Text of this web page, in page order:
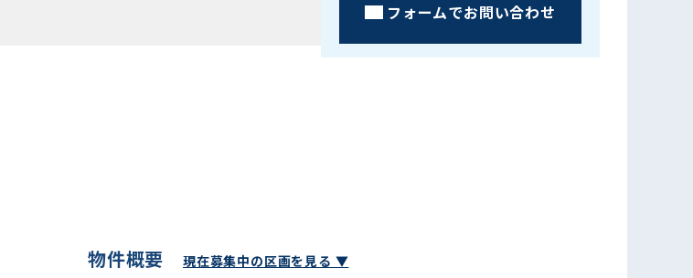
フォームでお問い合わせ
物件概要 現在募集中の区画を見る ▼